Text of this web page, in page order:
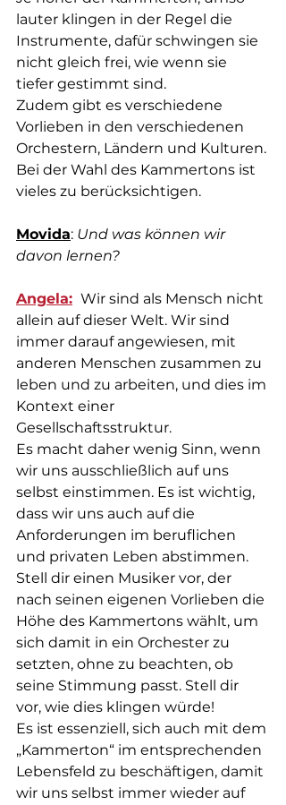
lauter klingen in der Regel die
Instrumente, dafür schwingen sie
nicht gleich frei, wie wenn sie
tiefer gestimmt sind.
Zudem gibt es verschiedene
Vorlieben in den verschiedenen
Orchestern, Ländern und Kulturen.
Bei der Wahl des Kammertons ist
vieles zu berücksichtigen.
Movida: Und was können wir
davon lernen?
Angela: Wir sind als Mensch nicht
allein auf dieser Welt. Wir sind
immer darauf angewiesen, mit
anderen Menschen zusammen zu
leben und zu arbeiten, und dies im
Kontext einer
Gesellschaftsstruktur.
Es macht daher wenig Sinn, wenn
wir uns ausschließlich auf uns
selbst einstimmen. Es ist wichtig,
dass wir uns auch auf die
Anforderungen im beruflichen
und privaten Leben abstimmen.
Stell dir einen Musiker vor, der
nach seinen eigenen Vorlieben die
Höhe des Kammertons wählt, um
sich damit in ein Orchester zu
setzten, ohne zu beachten, ob
seine Stimmung passt. Stell dir
vor, wie dies klingen würde!
Es ist essenziell, sich auch mit dem
„Kammerton“ im entsprechenden
Lebensfeld zu beschäftigen, damit
wir uns selbst immer wieder auf